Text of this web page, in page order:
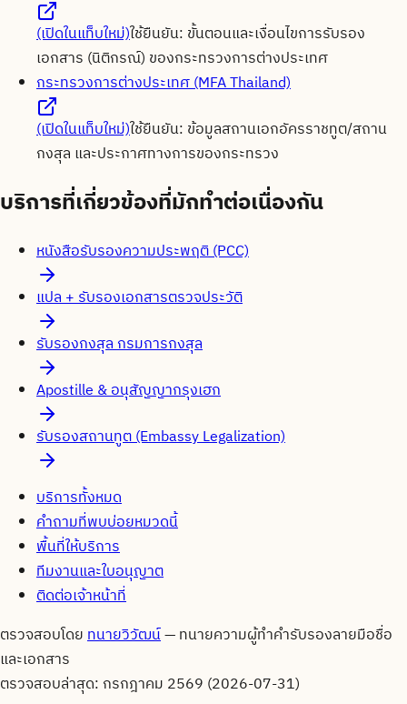
(เปิดในแท็บใหม่)ใช้ยืนยัน: ขั้นตอนและเงื่อนไขการรับรอง
เอกสาร (นิติกรณ์) ของกระทรวงการต่างประเทศ
กระทรวงการต่างประเทศ (MFA Thailand)
(เปิดในแท็บใหม่)ใช้ยืนยัน: ข้อมูลสถานเอกอัครราชทูต/สถาน
กงสุล และประกาศทางการของกระทรวง
บริการที่เกี่ยวข้องที่มักทำต่อเนื่องกัน
หนังสือรับรองความประพฤติ (PCC)
แปล + รับรองเอกสารตรวจประวัติ
รับรองกงสุล กรมการกงสุล
Apostille & อนุสัญญากรุงเฮก
รับรองสถานทูต (Embassy Legalization)
บริการทั้งหมด
คำถามที่พบบ่อยหมวดนี้
พื้นที่ให้บริการ
ทีมงานและใบอนุญาต
ติดต่อเจ้าหน้าที่
ตรวจสอบโดยทนายวิวัฒน์—ทนายความผู้ทำคำรับรองลายมือชื่อ
และเอกสาร
ตรวจสอบล่าสุด: กรกฎาคม 2569 (2026-07-31)